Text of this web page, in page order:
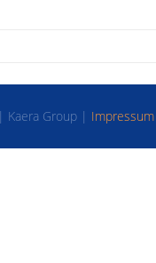
Group | Impressum